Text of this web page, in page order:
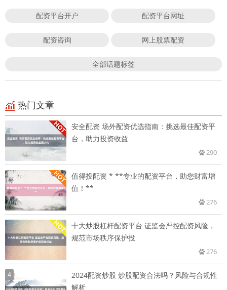
配资平台开户 配资平台网址
配资咨询 网上股票配资
全部话题标签
热门文章
安全配资 场外配资优选指南：挑选最佳配资平
台，助力投资收益
290
值得投配资 * **专业的配资平台，助您财富增
值！**
276
十大炒股杠杆配资平台 证监会严控配资风险，
规范市场秩序保护投
276
4
2024配资炒股 炒股配资合法吗？风险与合规性
解析